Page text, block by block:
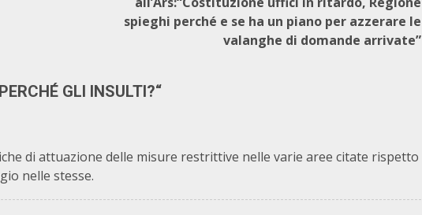
spieghi perché e se ha un piano per azzerare le
valanghe di domande arrivate”
GLI INSULTI?“
di attuazione delle misure restrittive nelle varie aree citate rispetto
nelle stesse.